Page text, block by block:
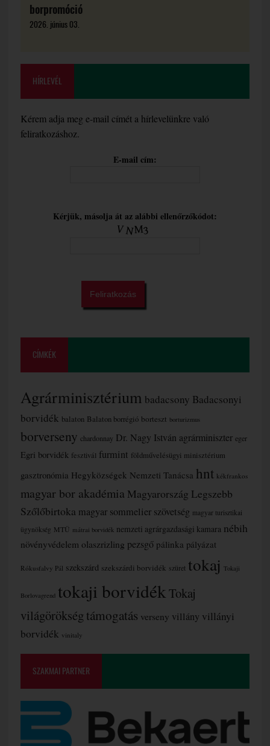
borpromóció
2026. június 03.
HÍRLEVÉL
Kérem adja meg e-mail címét a hírlevelünkre való
feliratkozáshoz.
E-mail cím:
Kérjük, másolja át az alábbi ellenőrzőkódot:
CÍMKÉK
Agrárminisztérium badacsony Badacsonyi
borvidék balaton Balaton borrégió borteszt borturizmus
borverseny chardonnay Dr. Nagy István agrárminiszter eger
Egri borvidék fesztivál furmint földművelésügyi minisztérium
gasztronómia Hegyközségek Nemzeti Tanácsa hnt kékfrankos
magyar bor akadémia Magyarország Legszebb
Szőlőbirtoka magyar sommelier szövetség magyar turisztikai
ügynökség MTÜ mátrai borvidék nemzeti agrárgazdasági kamara nébih
növényvédelem olaszrizling pezsgő pálinka pályázat
Rókusfalvy Pál szekszárd szekszárdi borvidék szüret tokaj Tokaji
Borlovagrend tokaji borvidék Tokaj
világörökségtámogatás verseny villány villányi
borvidék vinitaly
SZAKMAI PARTNER